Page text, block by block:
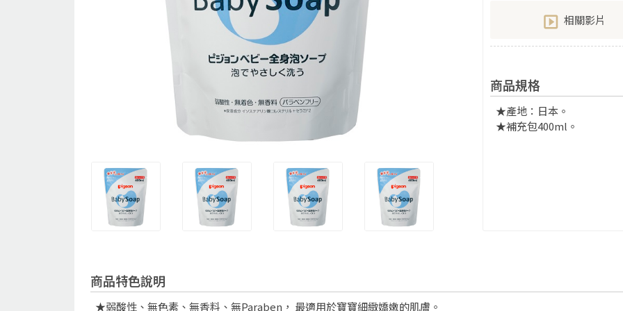
相關影片
商品規格
★產地：日本。
★補充包400ml。
商品特色說明
★弱酸性、無色素、無香料、無Paraben， 最適用於寶寶細緻嬌嫩的肌膚。